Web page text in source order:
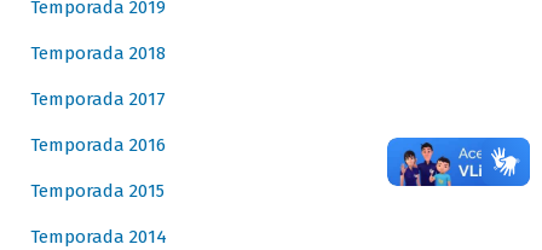
Temporada 2019
Temporada 2018
Temporada 2017
Temporada 2016
Temporada 2015
Temporada 2014